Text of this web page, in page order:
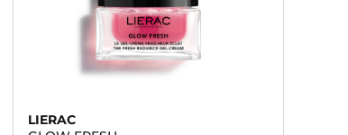
LIERAC